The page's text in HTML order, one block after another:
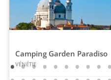
Camping Garden Paradiso
VÉNÉTIE